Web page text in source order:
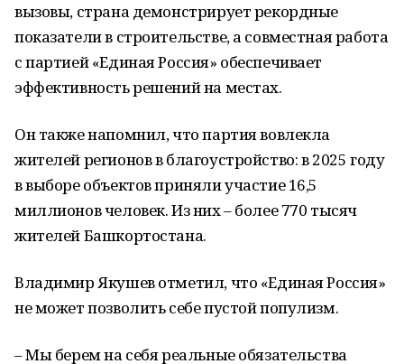
вызовы, страна демонстрирует рекордные
показатели в строительстве, а совместная работа
с партией «Единая Россия» обеспечивает
эффективность решений на местах.
Он также напомнил, что партия вовлекла
жителей регионов в благоустройство: в 2025 году
в выборе объектов приняли участие 16,5
миллионов человек. Из них – более 770 тысяч
жителей Башкортостана.
Владимир Якушев отметил, что «Единая Россия»
не может позволить себе пустой популизм.
– Мы берем на себя реальные обязательства